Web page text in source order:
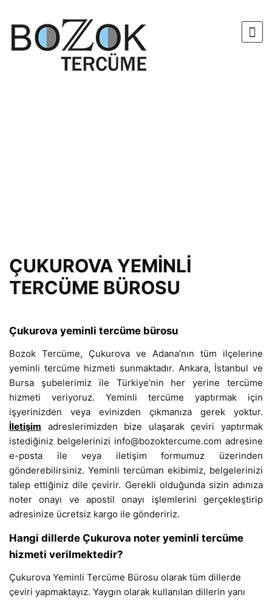
ÇUKUROVA YEMİNLİ
TERCÜME BÜROSU
Çukurova yeminli tercüme bürosu
Bozok Tercüme, Çukurova ve Adana’nın tüm ilçelerine
yeminli tercüme hizmeti sunmaktadır. Ankara, İstanbul ve
Bursa şubelerimiz ile Türkiye’nin her yerine tercüme
hizmeti veriyoruz. Yeminli tercüme yaptırmak için
işyerinizden veya evinizden çıkmanıza gerek yoktur.
İletişim adreslerimizden bize ulaşarak çeviri yaptırmak
istediğiniz belgelerinizi info@bozoktercume.com adresine
e-posta ile veya iletişim formumuz üzerinden
gönderebilirsiniz. Yeminli tercüman ekibimiz, belgelerinizi
talep ettiğiniz dile çevirir. Gerekli olduğunda sizin adınıza
noter onayı ve apostil onayı işlemlerini gerçekleştirip
adresinize ücretsiz kargo ile göndeririz.
Hangi dillerde Çukurova noter yeminli tercüme
hizmeti verilmektedir?
Çukurova Yeminli Tercüme Bürosu olarak tüm dillerde
çeviri yapmaktayız. Yaygın olarak kullanılan dillerin yanı